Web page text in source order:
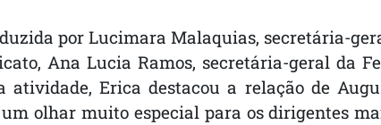
por Lucimara Malaquias, secretária-
Ana Lucia Ramos, secretária-geral da
Erica destacou a relação de
olhar muito especial para os dirigentes